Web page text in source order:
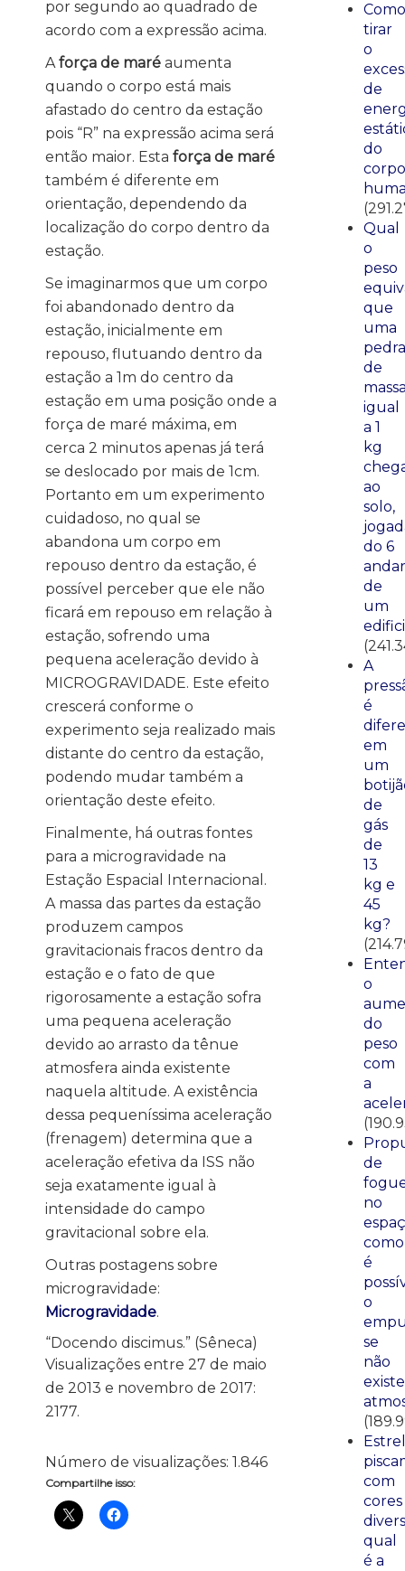
por segundo ao quadrado de
acordo com a expressão acima.
A força de maré aumenta
quando o corpo está mais
afastado do centro da estação
pois “R” na expressão acima será
então maior. Esta força de maré
também é diferente em
orientação, dependendo da
localização do corpo dentro da
estação.
Se imaginarmos que um corpo
foi abandonado dentro da
estação, inicialmente em
repouso, flutuando dentro da
estação a 1m do centro da
estação em uma posição onde a
força de maré máxima, em
cerca 2 minutos apenas já terá
se deslocado por mais de 1cm.
Portanto em um experimento
cuidadoso, no qual se
abandona um corpo em
repouso dentro da estação, é
possível perceber que ele não
ficará em repouso em relação à
estação, sofrendo uma
pequena aceleração devido à
MICROGRAVIDADE. Este efeito
crescerá conforme o
experimento seja realizado mais
distante do centro da estação,
podendo mudar também a
orientação deste efeito.
Finalmente, há outras fontes
para a microgravidade na
Estação Espacial Internacional.
A massa das partes da estação
produzem campos
gravitacionais fracos dentro da
estação e o fato de que
rigorosamente a estação sofra
uma pequena aceleração
devido ao arrasto da tênue
atmosfera ainda existente
naquela altitude. A existência
dessa pequeníssima aceleração
(frenagem) determina que a
aceleração efetiva da ISS não
seja exatamente igual à
intensidade do campo
gravitacional sobre ela.
Outras postagens sobre
microgravidade:
Microgravidade.
“Docendo discimus.” (Sêneca)
Visualizações entre 27 de maio
de 2013 e novembro de 2017:
2177.
Número de visualizações: 1.846
Compartilhe isso:
Como
tirar
o
de
do
corpo
Qual
o
peso
que
uma
pedra
de
igual
a 1
kg
ao
solo,
do 6
andar
de
um
A
é
em
um
de
gás
de
13
kg e
45
kg?
o
do
peso
com
a
de
no
como
é
o
se
não
existe
com
cores
qual
é a